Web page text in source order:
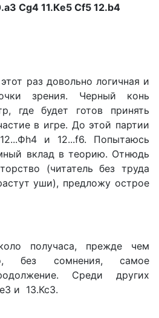
Сg4 11.Кe5 Сf5 12.b4
раз довольно логичная и
зрения. Черный конь
где будет готов принять
в игре. До этой партии
и 12...f6. Попытаюсь
вклад в теорию. Отнюдь
(читатель без труда
уши), предложу острое
получаса, прежде чем
без сомнения, самое
Среди других
и 13.Кс3.